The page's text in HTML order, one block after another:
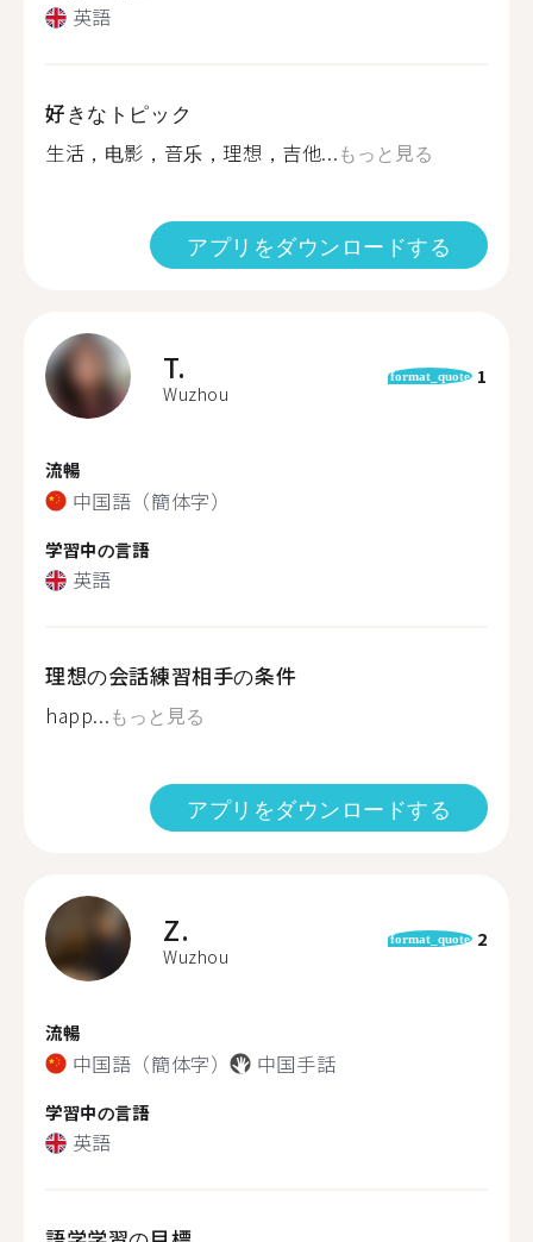
英語
好きなトピック
生活，电影，音乐，理想，吉他...もっと見る
アプリをダウンロードする
T.
Wuzhou
format_quote 1
流暢
中国語（簡体字）
学習中の言語
英語
理想の会話練習相手の条件
happ...もっと見る
アプリをダウンロードする
Z.
Wuzhou
format_quote 2
流暢
中国語（簡体字） 中国手話
学習中の言語
英語